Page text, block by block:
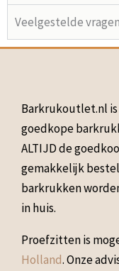
Veelgestelde vragen
Barkrukoutlet.nl
goedkope
ALTIJD de
gemakkelijk
barkrukken
in huis.
Proefzitten is
Holland. Onze